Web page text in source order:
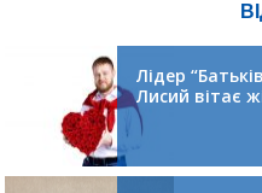
Лідер
Лисий вітає